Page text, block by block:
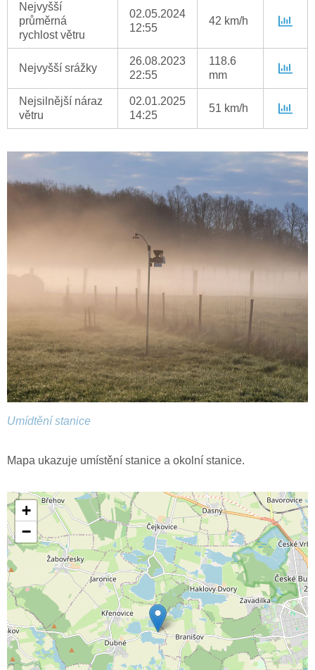
Nejvyšší
průměrná
rychlost větru
02.05.2024
12:55
42 km/h
Nejvyšší srážky
26.08.2023
22:55
118.6
mm
Nejsilnější náraz
větru
02.01.2025
14:25
51 km/h
Umídtění stanice
Mapa ukazuje umístění stanice a okolní stanice.
+
−